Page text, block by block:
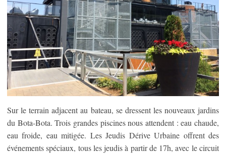
Sur le terrain adjacent au bateau, se dressent les nouveaux jardins
du Bota-Bota. Trois grandes piscines nous attendent : eau chaude,
eau froide, eau mitigée. Les Jeudis Dérive Urbaine offrent des
événements spéciaux, tous les jeudis à partir de 17h, avec le circuit